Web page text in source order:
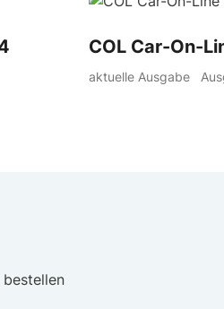
COL Car-On-
aktuelle Ausgabe